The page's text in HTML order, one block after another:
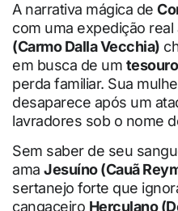
A narrativa mágica de
com uma expedição real
(Carmo Dalla Vecchia)
em busca de um tesouro
perda familiar. Sua
desaparece após um
lavradores sob o nome
Sem saber de seu
ama Jesuíno (Cauã
sertanejo forte que
cangaceiro Herculano